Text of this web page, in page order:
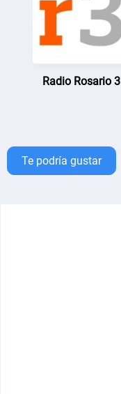
Radio Rosario 3
Te podría gustar